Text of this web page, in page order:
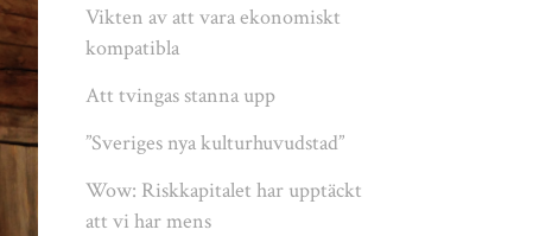
Vikten av att vara ekonomiskt
kompatibla
Att tvingas stanna upp
”Sveriges nya kulturhuvudstad”
Wow: Riskkapitalet har upptäckt
att vi har mens